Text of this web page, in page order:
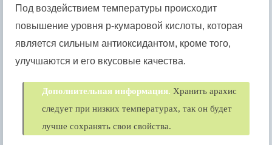
Под воздействием температуры происходит
повышение уровня p-кумаровой кислоты, которая
является сильным антиоксидантом, кроме того,
улучшаются и его вкусовые качества.
Дополнительная информация. Хранить арахис
следует при низких температурах, так он будет
лучше сохранять свои свойства.